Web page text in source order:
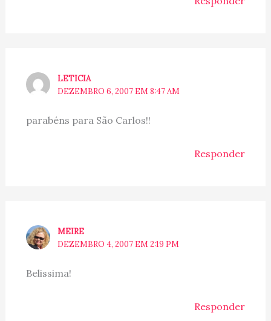
LETICIA
DEZEMBRO 6, 2007 EM 8:47 AM
parabéns para São Carlos!!
Responder
MEIRE
DEZEMBRO 4, 2007 EM 2:19 PM
Belissima!
Responder